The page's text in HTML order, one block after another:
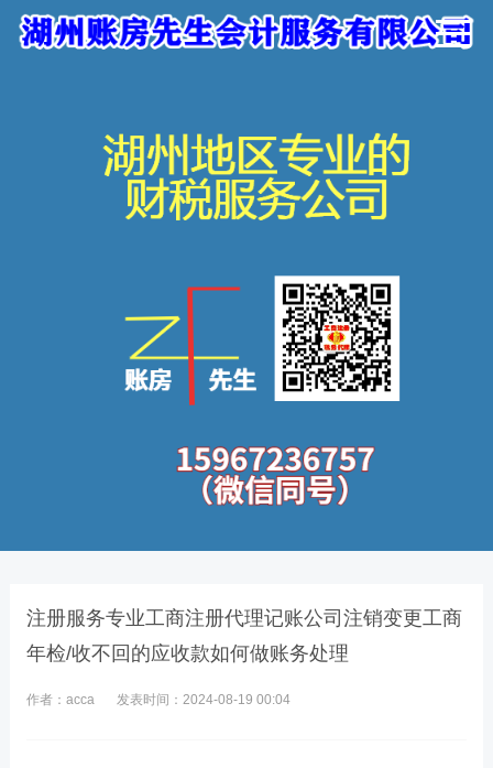
注册服务专业工商注册代理记账公司注销变更工商
年检/收不回的应收款如何做账务处理
作者：acca 发表时间：2024-08-19 00:04